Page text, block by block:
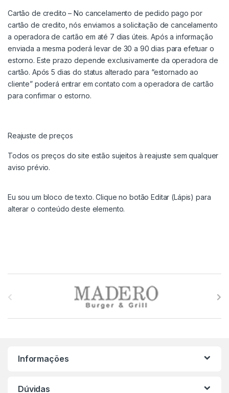
Cartão de credito – No cancelamento de pedido pago por
cartão de credito, nós enviamos a solicitação de cancelamento
a operadora de cartão em até 7 dias úteis. Após a informação
enviada a mesma poderá levar de 30 a 90 dias para efetuar o
estorno. Este prazo depende exclusivamente da operadora de
cartão. Após 5 dias do status alterado para “estornado ao
cliente” poderá entrar em contato com a operadora de cartão
para confirmar o estorno.
Reajuste de preços
Todos os preços do site estão sujeitos à reajuste sem qualquer
aviso prévio.
Eu sou um bloco de texto. Clique no botão Editar (Lápis) para
alterar o conteúdo deste elemento.
Informações
Dúvidas